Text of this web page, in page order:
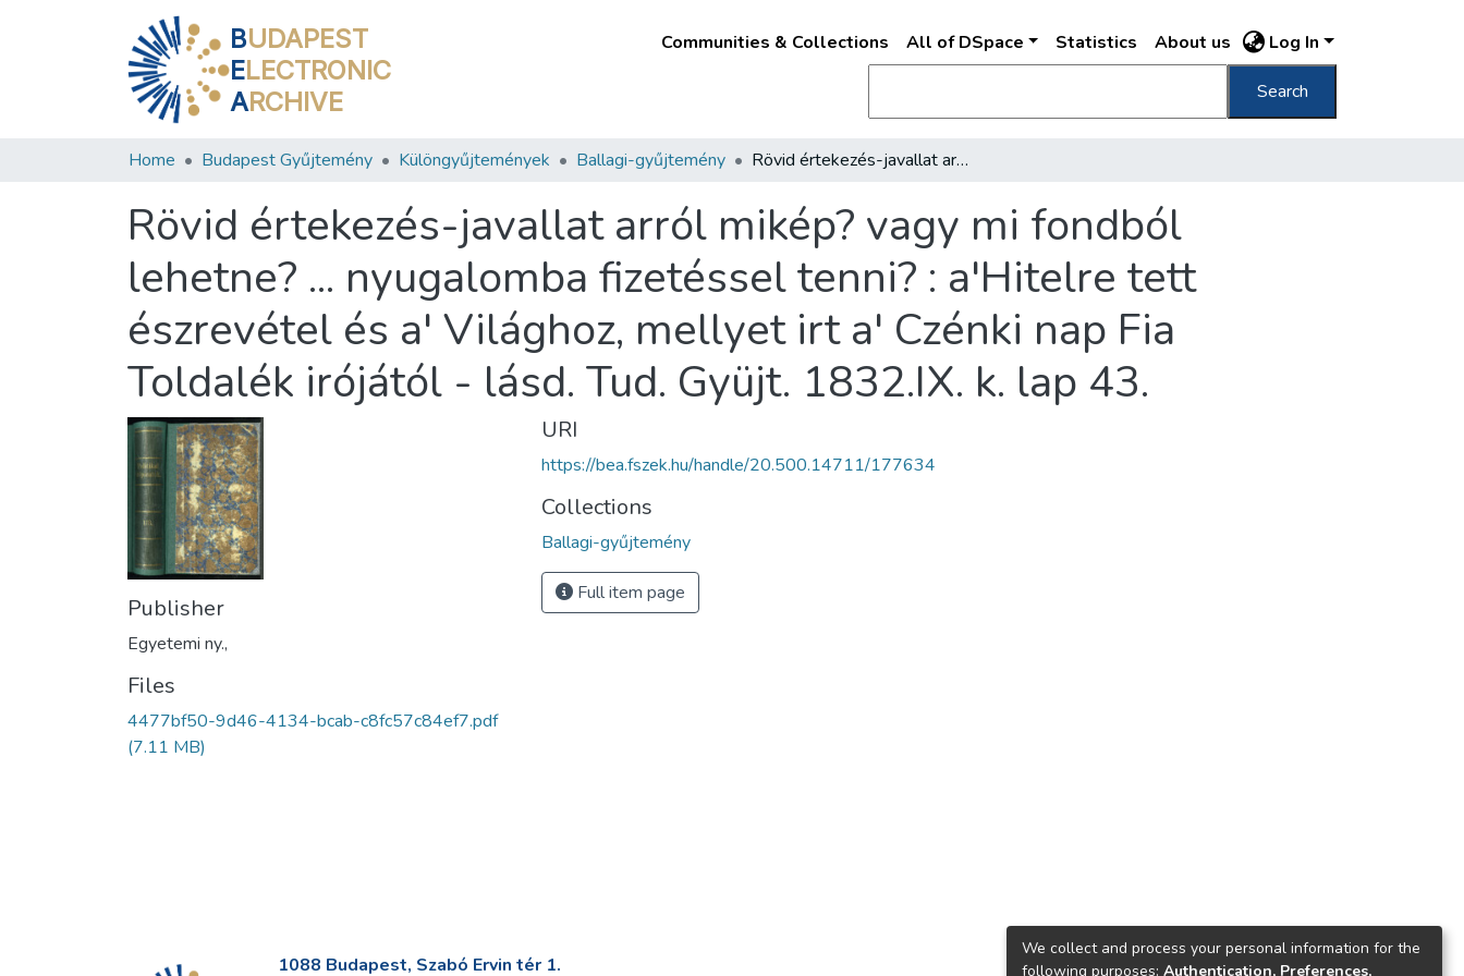
BUDAPEST
ELECTRONIC
ARCHIVE
Communities & Collections All of DSpace Statistics About us Log In
Search
Home Budapest Gyűjtemény Különgyűjtemények Ballagi-gyűjtemény Rövid értekezés-javallat arról mikép? vagy mi fondból lehetne? ... nyugalomba fizetéssel tenni? : a'Hitelre tett észrevétel és a' Világhoz, mellyet irt a' Czénki nap Fia Toldalék irójától - lásd. Tud. Gyüjt. 1832.IX. k. lap 43.
Rövid értekezés-javallat arról mikép? vagy mi fondból
lehetne? ... nyugalomba fizetéssel tenni? : a'Hitelre tett
észrevétel és a' Világhoz, mellyet irt a' Czénki nap Fia
Toldalék irójától - lásd. Tud. Gyüjt. 1832.IX. k. lap 43.
Publisher
Egyetemi ny.,
Files
4477bf50-9d46-4134-bcab-c8fc57c84ef7.pdf
(7.11 MB)
URI
https://bea.fszek.hu/handle/20.500.14711/177634
Collections
Ballagi-gyűjtemény
Full item page
1088 Budapest, Szabó Ervin tér 1.
We collect and process your personal information for the
following purposes: Authentication, Preferences,